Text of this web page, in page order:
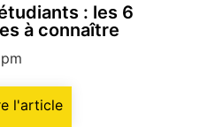
: les 6
à connaître
l'article